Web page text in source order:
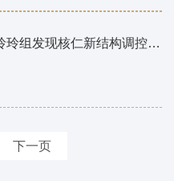
分子细胞科学卓越创新中心陈玲玲组发现核仁新结构调控核糖体RNA末端加工重要机制
下一页